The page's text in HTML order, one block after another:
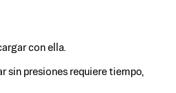
con ella.
sin presiones requiere tiempo,